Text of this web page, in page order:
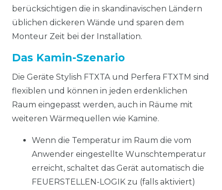
berücksichtigen die in skandinavischen Ländern
üblichen dickeren Wände und sparen dem
Monteur Zeit bei der Installation.
Das Kamin-Szenario
Die Geräte Stylish FTXTA und Perfera FTXTM sind
flexiblen und können in jeden erdenklichen
Raum eingepasst werden, auch in Räume mit
weiteren Wärmequellen wie Kamine.
Wenn die Temperatur im Raum die vom
Anwender eingestellte Wunschtemperatur
erreicht, schaltet das Gerät automatisch die
FEUERSTELLEN-LOGIK zu (falls aktiviert)